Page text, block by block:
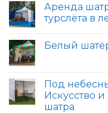
Аренда
турслёта в
Белый
Под
Искусство
шатра